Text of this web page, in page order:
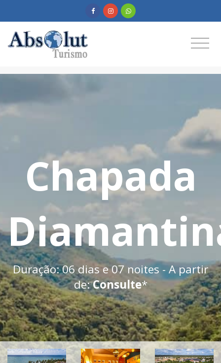
Chapada
Duração: 06 dias e 07 noites - A partir
de:Consulte*